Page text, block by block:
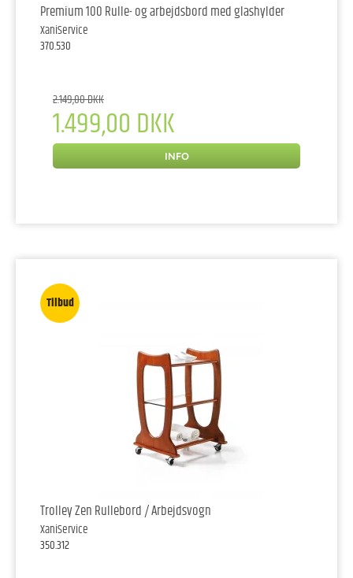
Premium 100 Rulle- og arbejdsbord med glashylder
XaniService
370.530
2.149,00 DKK
1.499,00 DKK
INFO
Tilbud
Trolley Zen Rullebord / Arbejdsvogn
XaniService
350.312